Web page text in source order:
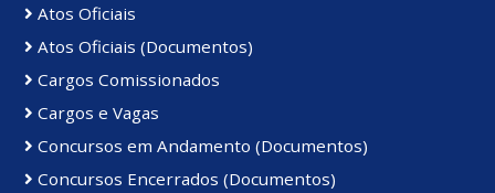
Atos Oficiais
Atos Oficiais (Documentos)
Cargos Comissionados
Cargos e Vagas
Concursos em Andamento (Documentos)
Concursos Encerrados (Documentos)